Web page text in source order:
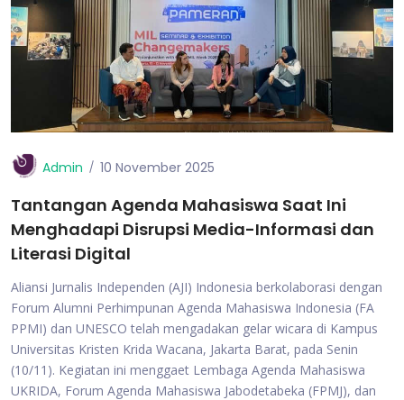
Admin 10 November 2025
Tantangan Agenda Mahasiswa Saat Ini
Menghadapi Disrupsi Media-Informasi dan
Literasi Digital
Aliansi Jurnalis Independen (AJI) Indonesia berkolaborasi dengan
Forum Alumni Perhimpunan Agenda Mahasiswa Indonesia (FA
PPMI) dan UNESCO telah mengadakan gelar wicara di Kampus
Universitas Kristen Krida Wacana, Jakarta Barat, pada Senin
(10/11). Kegiatan ini menggaet Lembaga Agenda Mahasiswa
UKRIDA, Forum Agenda Mahasiswa Jabodetabeka (FPMJ), dan